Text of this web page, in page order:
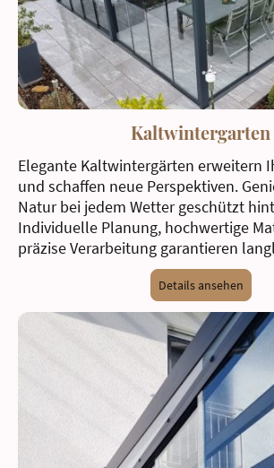
Kaltwintergarten
Elegante Kaltwintergärten erweitern
und schaffen neue Perspektiven.
Natur bei jedem Wetter geschützt
Individuelle Planung, hochwertige
präzise Verarbeitung garantieren
Details ansehen